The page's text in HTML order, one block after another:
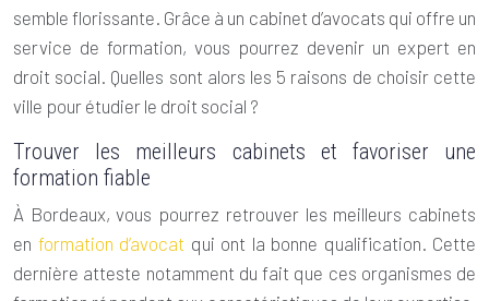
semble florissante. Grâce à un cabinet d’avocats qui offre un
service de formation, vous pourrez devenir un expert en
droit social. Quelles sont alors les 5 raisons de choisir cette
ville pour étudier le droit social ?
Trouver les meilleurs cabinets et favoriser une
formation fiable
À Bordeaux, vous pourrez retrouver les meilleurs cabinets
en formation d’avocat qui ont la bonne qualification. Cette
dernière atteste notamment du fait que ces organismes de